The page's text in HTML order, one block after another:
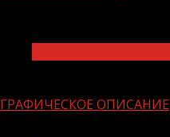
ГРАФИЧЕСКОЕ ОПИСАНИЕ